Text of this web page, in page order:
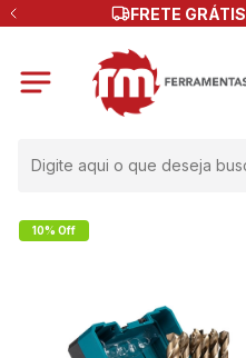
FRETE GRÁTIS
10% Off